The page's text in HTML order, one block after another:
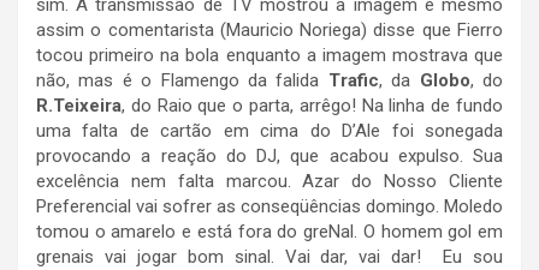
sim. A transmissão de TV mostrou a imagem e mesmo
assim o comentarista (Mauricio Noriega) disse que Fierro
tocou primeiro na bola enquanto a imagem mostrava que
não, mas é o Flamengo da falida Trafic, da Globo, do
R.Teixeira, do Raio que o parta, arrêgo! Na linha de fundo
uma falta de cartão em cima do D’Ale foi sonegada
provocando a reação do DJ, que acabou expulso. Sua
excelência nem falta marcou. Azar do Nosso Cliente
Preferencial vai sofrer as conseqüências domingo. Moledo
tomou o amarelo e está fora do greNal. O homem gol em
grenais vai jogar bom sinal. Vai dar, vai dar! Eu sou